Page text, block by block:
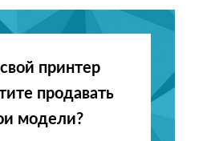
принтер
продавать
модели?